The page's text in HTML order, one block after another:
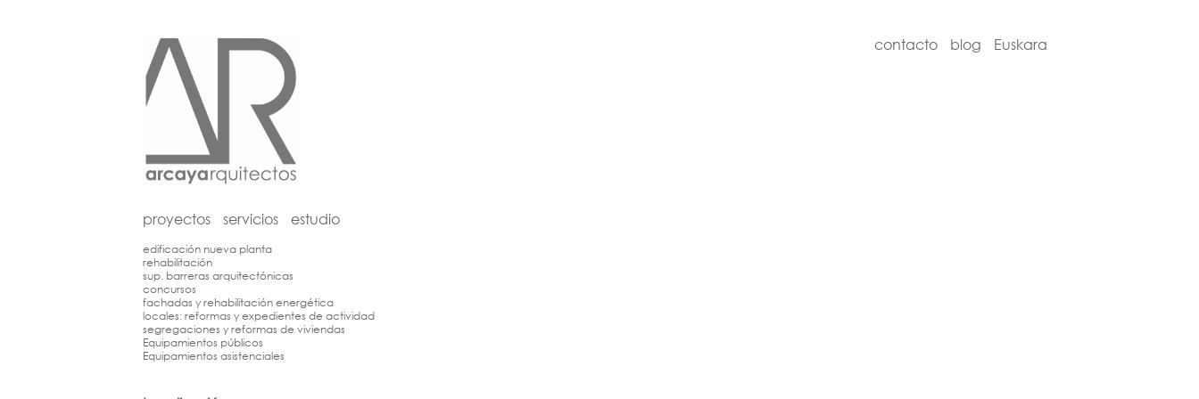
contacto blog Euskara
proyectos servicios estudio
edificación nueva planta
rehabilitación
sup. barreras arquitectónicas
concursos
fachadas y rehabilitación energética
locales: reformas y expedientes de actividad
segregaciones y reformas de viviendas
Equipamientos públicos
Equipamientos asistenciales